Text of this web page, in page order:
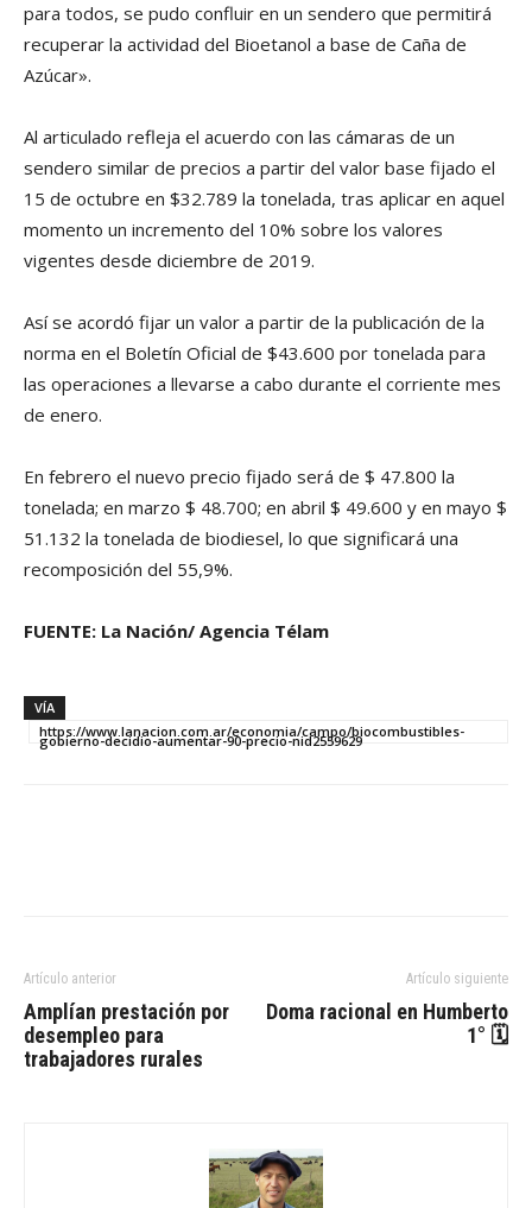
para todos, se pudo confluir en un sendero que permitirá
recuperar la actividad del Bioetanol a base de Caña de
Azúcar».
Al articulado refleja el acuerdo con las cámaras de un
sendero similar de precios a partir del valor base fijado el
15 de octubre en $32.789 la tonelada, tras aplicar en aquel
momento un incremento del 10% sobre los valores
vigentes desde diciembre de 2019.
Así se acordó fijar un valor a partir de la publicación de la
norma en el Boletín Oficial de $43.600 por tonelada para
las operaciones a llevarse a cabo durante el corriente mes
de enero.
En febrero el nuevo precio fijado será de $ 47.800 la
tonelada; en marzo $ 48.700; en abril $ 49.600 y en mayo $
51.132 la tonelada de biodiesel, lo que significará una
recomposición del 55,9%.
FUENTE: La Nación/ Agencia Télam
VÍA
https://www.lanacion.com.ar/economia/campo/biocombustibles-
gobierno-decidio-aumentar-90-precio-nid2559629
Artículo anterior
Amplían prestación por
desempleo para
trabajadores rurales
Artículo siguiente
Doma racional en Humberto
1° 🗓